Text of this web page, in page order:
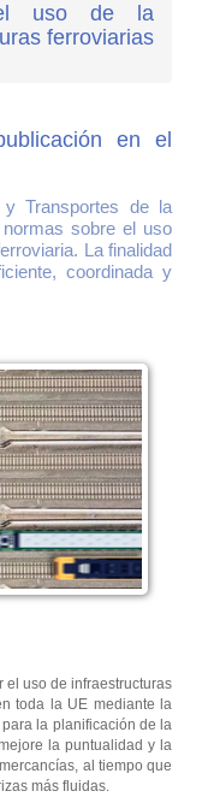
el uso de la
ferroviarias
en el
Transportes de la
sobre el uso
La finalidad
coordinada y
el uso de infraestructuras
toda la UE mediante la
la planificación de la
la puntualidad y la
al tiempo que
más fluidas.